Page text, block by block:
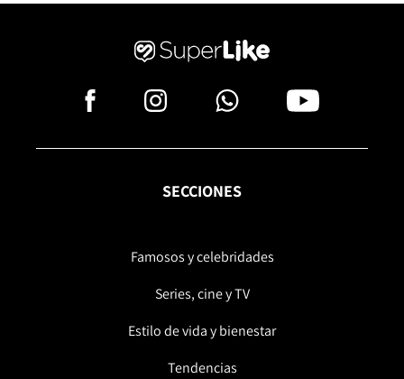
SECCIONES
Famosos y celebridades
Series, cine y TV
Estilo de vida y bienestar
Tendencias